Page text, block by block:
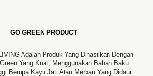
GO GREEN PRODUCT
Adalah Produk Yang Dihasilkan Dengan
Yang Kuat, Menggunakan Bahan Baku
Berupa Kayu Jati Atau Merbau Yang Didaur